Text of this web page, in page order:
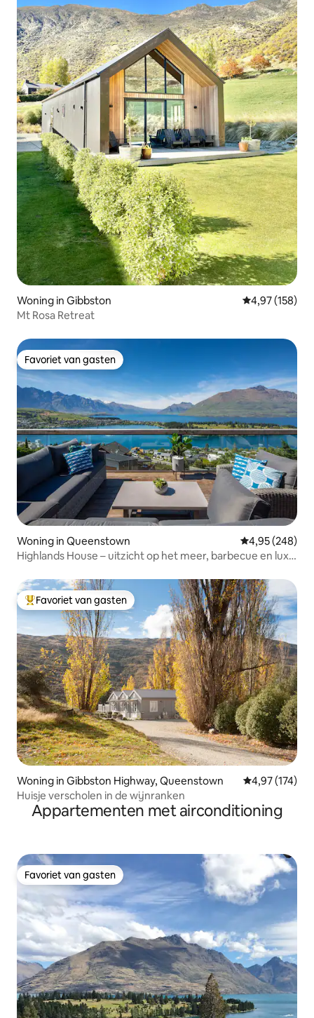
Woning in Gibbston Gemiddelde
4,97 (158)
Mt Rosa Retreat
Favoriet van gasten
Favoriet van gasten
Woning in Queenstown Gemiddelde
4,95 (248)
Highlands House – uitzicht op het meer, barbecue en luxe
Topfavoriet van gasten
Favoriet van gasten
Woning in Gibbston Highway, Queenstown Gemiddelde
4,97 (174)
Huisje verscholen in de wijnranken
Appartementen met airconditioning
Favoriet van gasten
Favoriet van gasten